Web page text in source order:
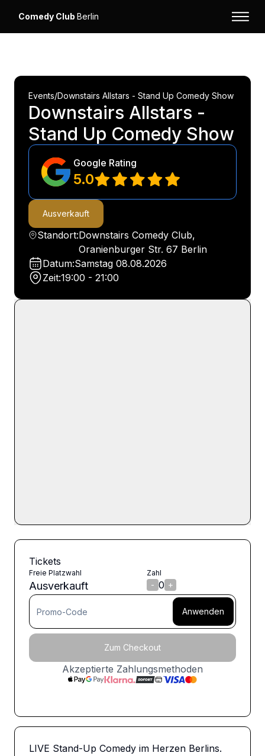
Comedy Club Berlin
Events/Downstairs Allstars - Stand Up Comedy Show
Downstairs Allstars -
Stand Up Comedy Show
Google Rating
5.0
Ausverkauft
Standort:Downstairs Comedy Club,
Oranienburger Str. 67 Berlin
Datum:Samstag 08.08.2026
Zeit:19:00 - 21:00
Tickets
Freie Platzwahl
Ausverkauft
Zahl
- 0 +
Anwenden
Zum Checkout
Akzeptierte Zahlungsmethoden
LIVE Stand-Up Comedy im Herzen Berlins.